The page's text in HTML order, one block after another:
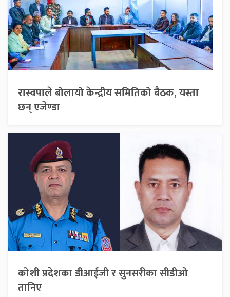
रास्वपाले बोलायो केन्द्रीय समितिको बैठक, यस्ता
छन् एजेण्डा
कोशी प्रदेशका डीआईजी र सुनसरीका सीडीओ
तानिए